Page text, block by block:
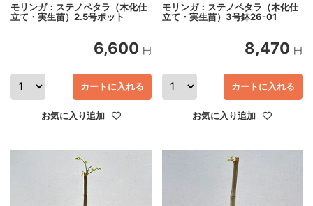
モリンガ：ステノペタラ（木化仕
立て・実生苗）2.5号ポット
6,600 円
カートに入れる
お気に入り追加
モリンガ：ステノペタラ（木化仕
立て・実生苗）3号鉢26-01
8,470 円
カートに入れる
お気に入り追加